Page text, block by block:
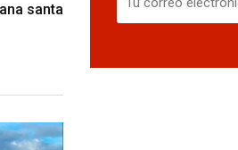
santa